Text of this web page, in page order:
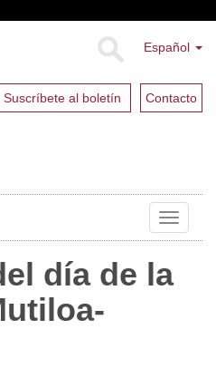
Español
Suscríbete al boletín Contacto
Toggle
día de la